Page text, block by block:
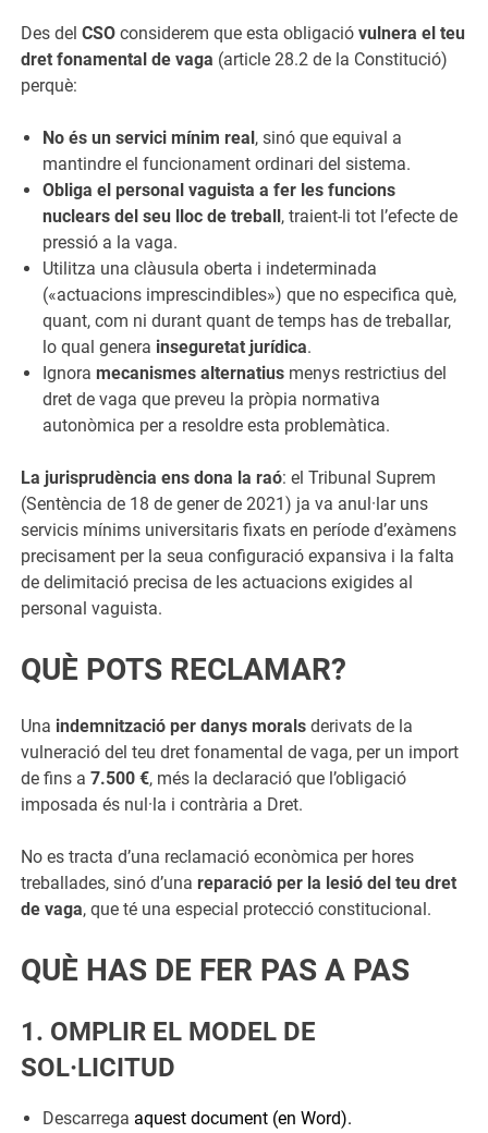
Des delCSO considerem que esta obligacióvulnera el teu
dret fonamental de vaga (article 28.2 de la Constitució)
perquè:
No és un servici mínim real , sinó que equival a
mantindre el funcionament ordinari del sistema.
Obliga el personal vaguista a fer les funcions
nuclears del seu lloc de treball , traient-li tot l’efecte de
pressió a la vaga.
Utilitza una clàusula oberta i indeterminada
(«actuacions imprescindibles») que no especifica què,
quant, com ni durant quant de temps has de treballar,
lo qual genera inseguretat jurídica.
Ignoramecanismes alternatius menys restrictius del
dret de vaga que preveu la pròpia normativa
autonòmica per a resoldre esta problemàtica.
La jurisprudència ens dona la raó: el Tribunal Suprem
(Sentència de 18 de gener de 2021) ja va anul·lar uns
servicis mínims universitaris fixats en període d’exàmens
precisament per la seua configuració expansiva i la falta
de delimitació precisa de les actuacions exigides al
personal vaguista.
QUÈ POTS RECLAMAR?
Una indemnització per danys morals derivats de la
vulneració del teu dret fonamental de vaga, per un import
de fins a7.500 €, més la declaració que l’obligació
imposada és nul·la i contrària a Dret.
No es tracta d’una reclamació econòmica per hores
treballades, sinó d’unareparació per la lesió del teu dret
de vaga, que té una especial protecció constitucional.
QUÈ HAS DE FER PAS A PAS
1. OMPLIR EL MODEL DE
SOL·LICITUD
Descarrega aquest document (en Word).